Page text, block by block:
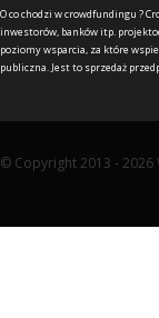
O co chodzi w crowdfundingu ?
inwestorów, banków itp.
poziomy wsparcia, za które
publiczna. Jest to sprzedaż
© Copyright 2013 -